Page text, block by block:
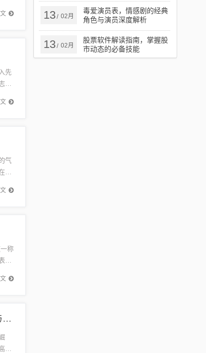
先
愿
气
时
称
着
...
上市比高集团的崛起与未来展望，探究集团的成长之路与前景展望
集
13/ 02月
毒爱演员表，情感剧的经典
角色与演员深度解析
13/ 02月
股票软件解读指南，掌握股
市动态的必备技能